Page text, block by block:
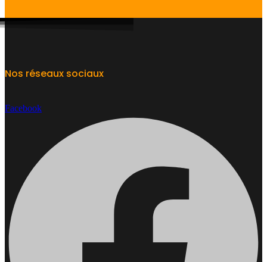
Nos réseaux sociaux
Facebook